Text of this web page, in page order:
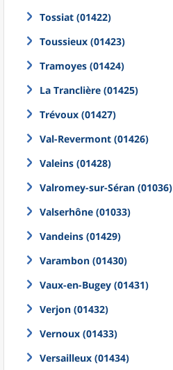
Tossiat (01422)
Toussieux (01423)
Tramoyes (01424)
La Tranclière (01425)
Trévoux (01427)
Val-Revermont (01426)
Valeins (01428)
Valromey-sur-Séran (01036)
Valserhône (01033)
Vandeins (01429)
Varambon (01430)
Vaux-en-Bugey (01431)
Verjon (01432)
Vernoux (01433)
Versailleux (01434)